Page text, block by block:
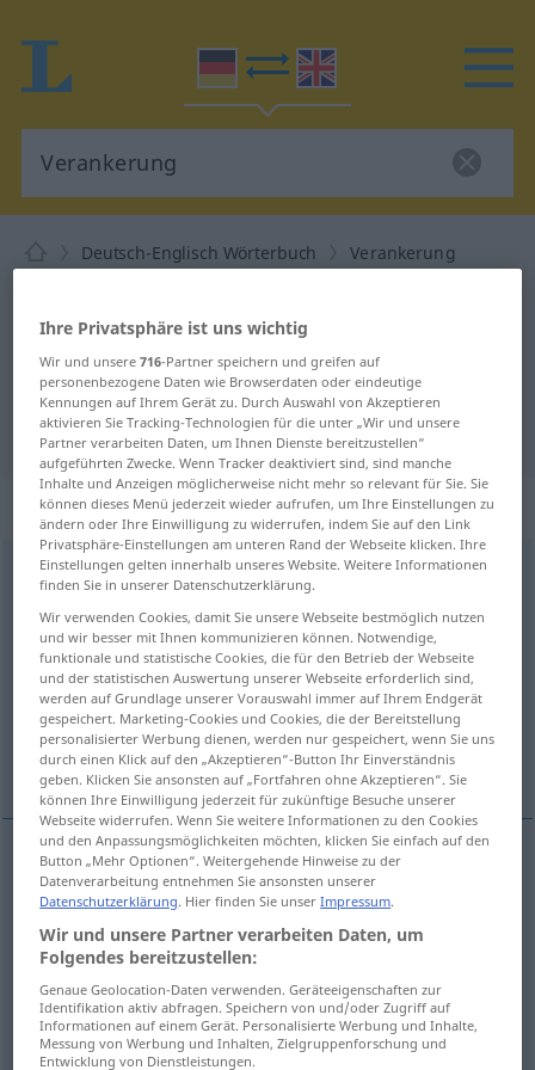
Deutsch-Englisch Wörterbuch Verankerung
"Verankerung"
"Verankerung" Englisch
Übersetzung
„Verankerung“: Femininum
Verankerungf <Verankerung;Verankerungen>
Übersicht aller Übersetzungen
(Für mehr Details die Übersetzung anklicken/antippen)
anchoring, anchorage, anchorage point
embodiment, fixing
anchoring Verankerung SCHIFF TECH das
Verankern
anchorage Verankerung SCHIFF TECH das
Verankertsein
Ihre Privatsphäre ist uns wichtig
Wir und unsere716-Partner speichern und greifen auf
personenbezogene Daten wie Browserdaten oder eindeutige
Kennungen auf Ihrem Gerät zu. Durch Auswahl von Akzeptieren
aktivieren Sie Tracking-Technologien für die unter „Wir und unsere
Partner verarbeiten Daten, um Ihnen Dienste bereitzustellen“
aufgeführten Zwecke. Wenn Tracker deaktiviert sind, sind manche
Inhalte und Anzeigen möglicherweise nicht mehr so relevant für Sie. Sie
können dieses Menü jederzeit wieder aufrufen, um Ihre Einstellungen zu
ändern oder Ihre Einwilligung zu widerrufen, indem Sie auf den Link
Privatsphäre-Einstellungen am unteren Rand der Webseite klicken. Ihre
Einstellungen gelten innerhalb unseres Website. Weitere Informationen
finden Sie in unserer Datenschutzerklärung.
Wir verwenden Cookies, damit Sie unsere Webseite bestmöglich nutzen
und wir besser mit Ihnen kommunizieren können. Notwendige,
funktionale und statistische Cookies, die für den Betrieb der Webseite
und der statistischen Auswertung unserer Webseite erforderlich sind,
werden auf Grundlage unserer Vorauswahl immer auf Ihrem Endgerät
gespeichert. Marketing-Cookies und Cookies, die der Bereitstellung
personalisierter Werbung dienen, werden nur gespeichert, wenn Sie uns
durch einen Klick auf den „Akzeptieren“-Button Ihr Einverständnis
geben. Klicken Sie ansonsten auf „Fortfahren ohne Akzeptieren“. Sie
können Ihre Einwilligung jederzeit für zukünftige Besuche unserer
Webseite widerrufen. Wenn Sie weitere Informationen zu den Cookies
und den Anpassungsmöglichkeiten möchten, klicken Sie einfach auf den
Button „Mehr Optionen“. Weitergehende Hinweise zu der
Datenverarbeitung entnehmen Sie ansonsten unserer
Datenschutzerklärung. Hier finden Sie unserImpressum.
Wir und unsere Partner verarbeiten Daten, um
Folgendes bereitzustellen:
Genaue Geolocation-Daten verwenden. Geräteeigenschaften zur
Identifikation aktiv abfragen. Speichern von und/oder Zugriff auf
Informationen auf einem Gerät. Personalisierte Werbung und Inhalte,
Messung von Werbung und Inhalten, Zielgruppenforschung und
Entwicklung von Dienstleistungen.